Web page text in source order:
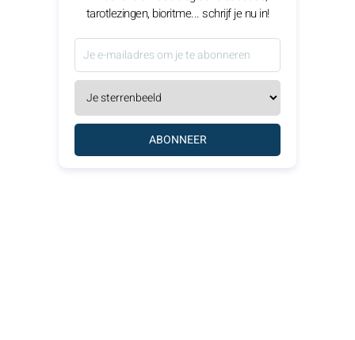
tarotlezingen, bioritme... schrijf je nu in!
ABONNEER